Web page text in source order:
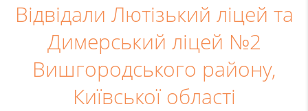
Відвідали Лютізький ліцей та
Димерський ліцей №2
Вишгородського району,
Київської області